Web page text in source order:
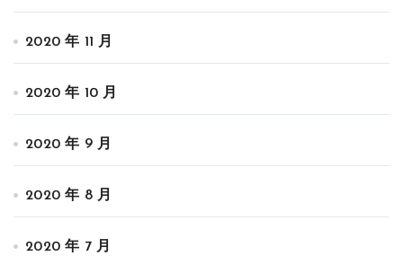
2020 年 11 月
2020 年 10 月
2020 年 9 月
2020 年 8 月
2020 年 7 月